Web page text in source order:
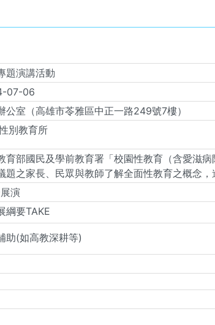
題演講活動
07-06
公室（高雄市苓雅區中正一路249號7樓）
別教育所
育部國民及學前教育署「校園性教育（含愛滋
題之家長、民眾與教師了解全面性教育之概念，
演
綱要TAKE
助(如高教深耕等)